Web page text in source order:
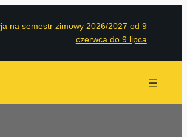
na semestr zimowy 2026/2027 od 9
czerwca do 9 lipca